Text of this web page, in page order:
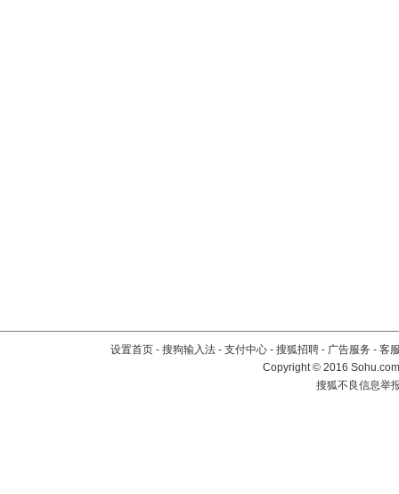
设置首页 - 搜狗输入法 - 支付中心 - 搜狐招聘 - 广告服务 - 客
Copyright©2016
搜狐不良信息举